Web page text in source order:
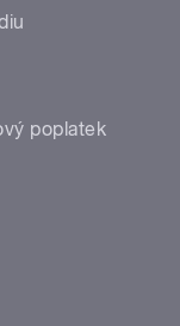
poplatek